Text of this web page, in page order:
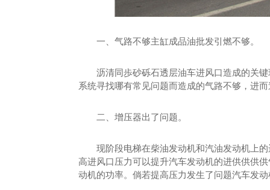
一、气路不够主缸成品油批发引燃不够。
沥清同歩砂砾石透层油车进风口造成的关键
系统寻找哪有常见问题而造成的气路不够，进
二、增压器出了问题。
现阶段电梯在柴油发动机和汽油发动机上的
高进风口压力可以提升汽车发动机的进供供供
动机的功率。倘若提高压力发生了问题汽车发